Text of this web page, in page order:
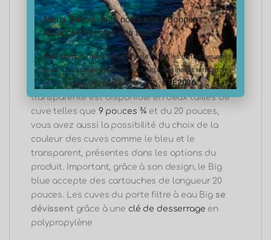
type. Le filetaged’entrée et de sortiedu porte
porte filtre Big blue 20 pouces 1 pouce cuve
transparente est soit du 1 pouce soit du1 pouce
½sans insert laiton.
Le porte filtre Big blue 20 pouces 1 pouce cuve
transparente est disponible en deux tailles de
cuve telles que 9 pouces ¾ et du 20 pouces,
vous avez aussi la possibilité du choix de la
couleur des cuves comme le bleu et le
transparent, présentes dans les options du
produit. Important, grâce à son design, le Big
blue accepte des cartouches de longueur 20
pouces. Les cuves du porte filtre à eau Big se
dévissent grâce à une clé de desserrage en
polypropylène
Merci d’avoir visité notre site ! Bonnes
vacances à toutes et à tous !
Code promo du mois d’aout 10% sur toutes les cartouches et
porte filtre standard (hors cartons, big, carte inox et tête laiton
et stérilisateur UV et ses accessoires) :ÉTÉ2026